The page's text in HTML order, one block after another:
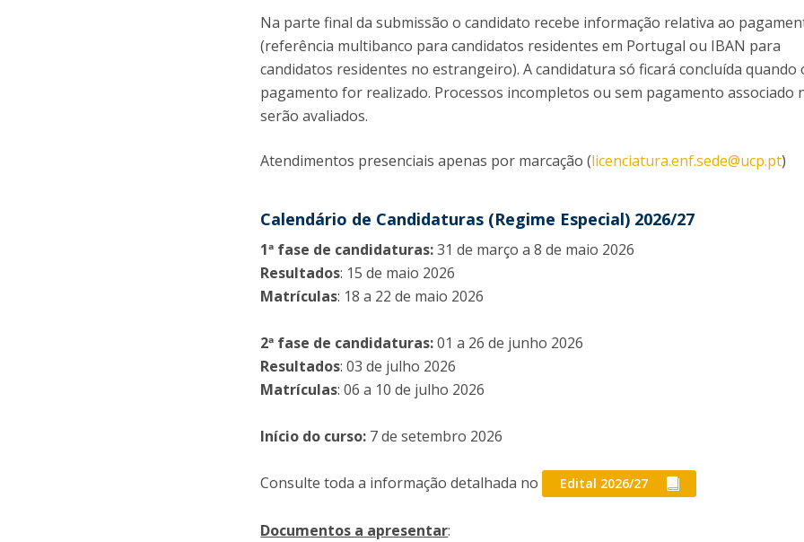
Projetos desenvolvidos
Na parte final da submissão o candidato recebe informação relativa ao
(referência multibanco para candidatos residentes em Portugal ou IBAN para
candidatos residentes no estrangeiro). A candidatura só ficará concluída quando
pagamento for realizado. Processos incompletos ou sem pagamento associado
serão avaliados.
Atendimentos presenciais apenas por marcação (licenciatura.enf.sede@ucp.pt)
Calendário de Candidaturas (Regime Especial) 2026/27
1ª fase de candidaturas:31 de março a 8 de maio 2026
Resultados: 15 de maio 2026
Matrículas: 18 a 22 de maio 2026
2ª fase de candidaturas:01 a 26 de junho 2026
Resultados: 03 de julho 2026
Matrículas: 06 a 10 de julho 2026
Início do curso: 7 de setembro 2026
Consulte toda a informação detalhada no Edital 2026/27
Documentos a apresentar: